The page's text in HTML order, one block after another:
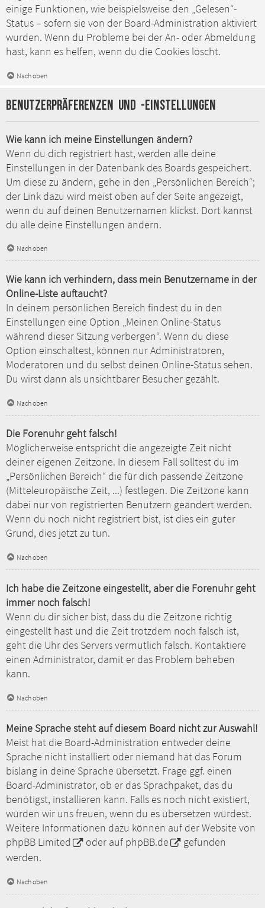
einige Funktionen, wie beispielsweise den „Gelesen“-
Status – sofern sie von der Board-Administration aktiviert
wurden. Wenn du Probleme bei der An- oder Abmeldung
hast, kann es helfen, wenn du die Cookies löscht.
Nach oben
Benutzerpräferenzen und -einstellungen
Wie kann ich meine Einstellungen ändern?
Wenn du dich registriert hast, werden alle deine
Einstellungen in der Datenbank des Boards gespeichert.
Um diese zu ändern, gehe in den „Persönlichen Bereich“;
der Link dazu wird meist oben auf der Seite angezeigt,
wenn du auf deinen Benutzernamen klickst. Dort kannst
du alle deine Einstellungen ändern.
Nach oben
Wie kann ich verhindern, dass mein Benutzername in der
Online-Liste auftaucht?
In deinem persönlichen Bereich findest du in den
Einstellungen eine Option „Meinen Online-Status
während dieser Sitzung verbergen“. Wenn du diese
Option einschaltest, können nur Administratoren,
Moderatoren und du selbst deinen Online-Status sehen.
Du wirst dann als unsichtbarer Besucher gezählt.
Nach oben
Die Forenuhr geht falsch!
Möglicherweise entspricht die angezeigte Zeit nicht
deiner eigenen Zeitzone. In diesem Fall solltest du im
„Persönlichen Bereich“ die für dich passende Zeitzone
(Mitteleuropäische Zeit, ...) festlegen. Die Zeitzone kann
dabei nur von registrierten Benutzern geändert werden.
Wenn du noch nicht registriert bist, ist dies ein guter
Grund, dies jetzt zu tun.
Nach oben
Ich habe die Zeitzone eingestellt, aber die Forenuhr geht
immer noch falsch!
Wenn du dir sicher bist, dass du die Zeitzone richtig
eingestellt hast und die Zeit trotzdem noch falsch ist,
geht die Uhr des Servers vermutlich falsch. Kontaktiere
einen Administrator, damit er das Problem beheben
kann.
Nach oben
Meine Sprache steht auf diesem Board nicht zur Auswahl!
Meist hat die Board-Administration entweder deine
Sprache nicht installiert oder niemand hat das Forum
bislang in deine Sprache übersetzt. Frage ggf. einen
Board-Administrator, ob er das Sprachpaket, das du
benötigst, installieren kann. Falls es noch nicht existiert,
würden wir uns freuen, wenn du es übersetzen würdest.
Weitere Informationen dazu können auf der Website von
phpBB Limited
oder auf phpBB.de
gefunden
werden.
Nach oben